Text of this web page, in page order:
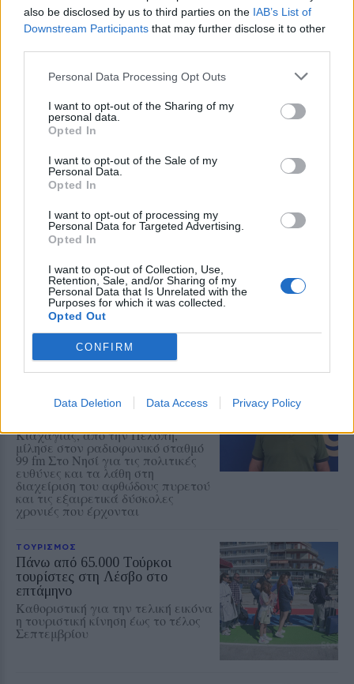
also be disclosed by us to third parties on the IAB’s List of
Downstream Participants that may further disclose it to other
Personal Data Processing Opt Outs
I want to opt-out of the Sharing of my
personal data.
Opted In
I want to opt-out of the Sale of my
Personal Data.
Opted In
I want to opt-out of processing my
Personal Data for Targeted Advertising.
Opted In
I want to opt-out of Collection, Use,
Retention, Sale, and/or Sharing of my
Personal Data that Is Unrelated with the
Purposes for which it was collected.
Opted Out
CONFIRM
Data Deletion Data Access Privacy Policy
Υπουργείο Αγροτικής Ανάπτυξης
ανακοινώνει επιπλέον 12,5 εκατ.
ευρώ για ολόκληρη τη χώρα
Η Μυτιλήνη κινείται στους
ρυθμούς της Λευκής Νύχτας
Μουσική, παιδικές δράσεις,
κεράσματα και μεγάλες
προσφορές από τις 6.30 το
απόγευμα – Ο Γιάννης Μουτζούρης
παρουσίασε στον «Ν» 99 fm το
αναλυτικό πρόγραμμα
ΑΓΡΟΤΕΣ
Νέα κρούσματα αφθώδους
πυρετού σε Κάπη και Λεπέτυμνο
Αρνητικά τα αποτελέσματα σε
άλλες 28 μονάδες
ΣΥΝΕΝΤΕΥΞΗ ΑΓΡΟΤΕΣ
Αντιμέτωπα με την ερημοποίηση
Λέσβου
Κιαχαγιάς, από την Πελόπη,
μίλησε στον ραδιοφωνικό σταθμό
99 fm Στο Νησί για τις πολιτικές
ευθύνες και τα λάθη στη
διαχείριση του αφθώδους πυρετού
και τις εξαιρετικά δύσκολες
χρονιές που έρχονται
ΤΟΥΡΙΣΜΟΣ
Πάνω από 65.000 Τούρκοι
τουρίστες στη Λέσβο στο
επτάμηνο
Καθοριστική για την τελική εικόνα
η τουριστική κίνηση έως το τέλος
Σεπτεμβρίου